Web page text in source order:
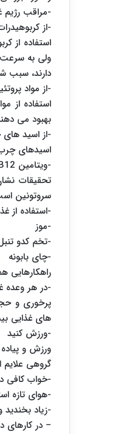
-مراقب رژیم
-از
استفاده از
ولی به سرعت
دارند،
-از مواد
استفاده از
بهبود می
-از اسید های چرب
اسیدهای چرب امگا ۳ یکی از مهمترین فاکتورهای بهبود خلق
-ویتامین B12 و فولات را فراموش نکنید
سروتونین
-استفاده از
-موز
-تخم کدو
-چای بابونه
راهکارهایی
-در هر وعده
پرخوری و
های غذایی
-ورزش کنید
ورزش و
گروهی علایم
-خواب کافی
-هوای تازه
-زیاد بخندید
– در کارهای